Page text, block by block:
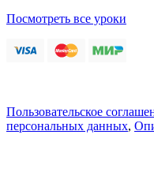
Посмотреть все уроки
Пользовательское
персональных данных,